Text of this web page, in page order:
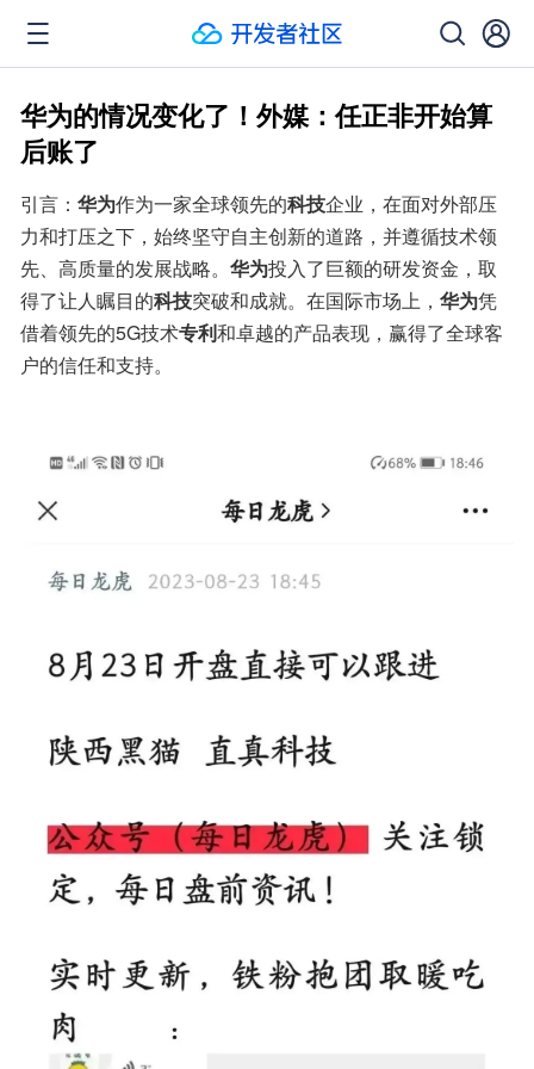
华为的情况变化了！外媒：任正非开始算
后账了
引言： 华为作为一家全球领先的科技企业，在面对外部压
力和打压之下，始终坚守自主创新的道路，并遵循技术领
先、高质量的发展战略。 华为投入了巨额的研发资金，取
得了让人瞩目的科技突破和成就。在国际市场上， 华为凭
借着领先的5G技术专利和卓越的产品表现，赢得了全球客
户的信任和支持。